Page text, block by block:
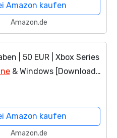
Amazon kaufen
Amazon.de
| 50 EUR | Xbox Series
& Windows [Download
Amazon kaufen
Amazon.de